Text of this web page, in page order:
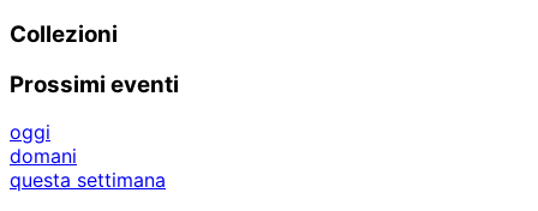
Collezioni
Prossimi eventi
oggi
domani
questa settimana